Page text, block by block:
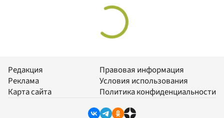
Редакция
Реклама
Карта сайта
Правовая информация
Условия использования
Политика конфиденциальности